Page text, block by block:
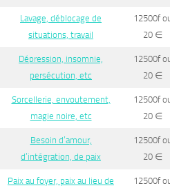
Lavage, déblocage de
situations, travail
12500f
20 ∈
Dépression, insomnie,
persécution, etc
12500f
20 ∈
Sorcellerie, envoutement,
magie noire, etc
12500f
20 ∈
Besoin d’amour,
d’intégration, de paix
12500f
20 ∈
Paix au foyer, paix au lieu de
12500f